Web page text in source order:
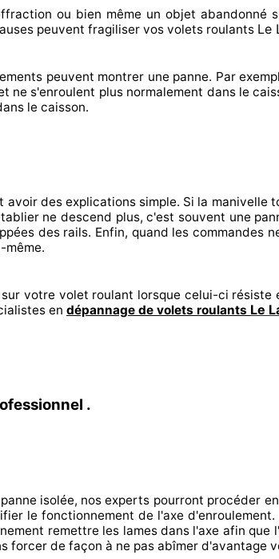
ou bien même un objet abandonné
peuvent fragiliser vos volets roulants Le
peuvent montrer une panne. Par
ne s'enroulent plus normalement dans le
le caisson.
avoir des explicationssimple. Si la manivelle
ne descend plus, c'est souvent une
des rails. Enfin, quand les commandes
même.
votre volet roulant lorsque celui-ci résiste
en dépannage de volets roulants Le
.
isolée, nos experts pourront procéder
le fonctionnement de l'axe
remettreles lames dans l'axe afin que
forcer de façon à ne pas abîmer d'avantage